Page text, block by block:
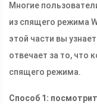
Многие
из спящего режима
этой части вы
отвечает за то, что
спящего режима.
Способ 1: